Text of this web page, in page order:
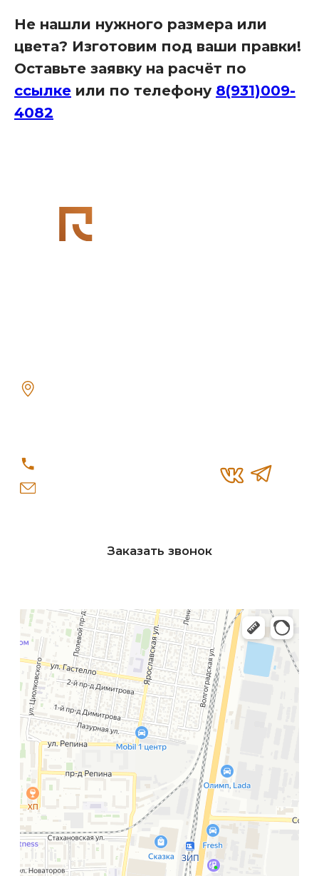
Не нашли нужного размера или
цвета? Изготовим под ваши правки!
Оставьте заявку на расчёт по
ссылке или по телефону 8(931)009-
4082
8 (931)-009-4082
info@re-
Заказать звонок